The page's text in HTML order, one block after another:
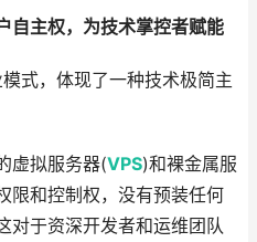
自主权，为技术掌控者赋能
式，体现了一种技术极简主
虚拟服务器(VPS)和裸金属服
限和控制权，没有预装任何
对于资深开发者和运维团队